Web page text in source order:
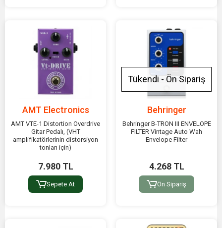
AMT Electronics
AMT VTE-1 Distortion Overdrive
Gitar Pedalı, (VHT
amplifikatörlerinin distorsiyon
tonları için)
7.980 TL
Sepete At
Tükendi - Ön Sipariş
Behringer
Behringer B-TRON III ENVELOPE
FILTER Vintage Auto Wah
Envelope Filter
4.268 TL
Ön Sipariş